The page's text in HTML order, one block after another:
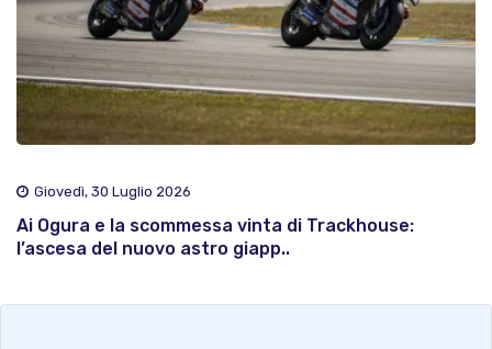
Giovedì, 30 Luglio 2026
Ai Ogura e la scommessa vinta di Trackhouse:
l’ascesa del nuovo astro giapp..